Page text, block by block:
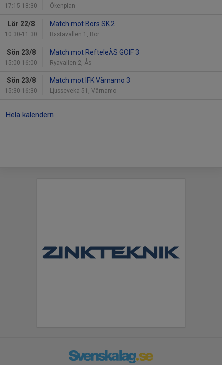
17:15-18:30 Ökenplan
Lör 22/8
10:30-11:30
Match mot Bors SK 2
Rastavallen 1, Bor
Sön 23/8
15:00-16:00
Match mot RefteleÅS GOIF 3
Ryavallen 2, Ås
Sön 23/8
15:30-16:30
Match mot IFK Värnamo 3
Ljusseveka 51, Värnamo
Hela kalendern